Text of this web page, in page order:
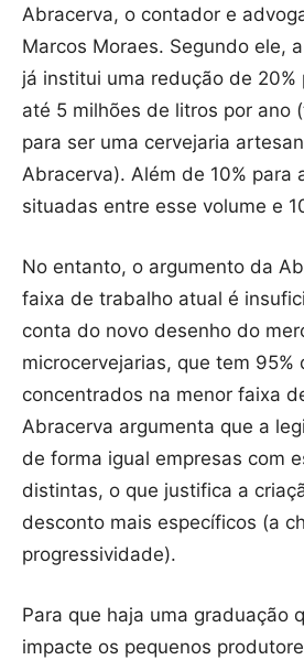
Abracerva, o contador e
Marcos Moraes. Segundo ele,
já institui uma redução de 20%
até 5 milhões de litros por ano
para ser uma cervejaria
Abracerva). Além de 10% para
situadas entre esse volume e
No entanto, o argumento da
faixa de trabalho atual é
conta do novo desenho do
microcervejarias, que tem 95%
concentrados na menor faixa
Abracerva argumenta que a
de forma igual empresas com
distintas, o que justifica a
desconto mais específicos (a
progressividade).
Para que haja uma graduação
impacte os pequenos